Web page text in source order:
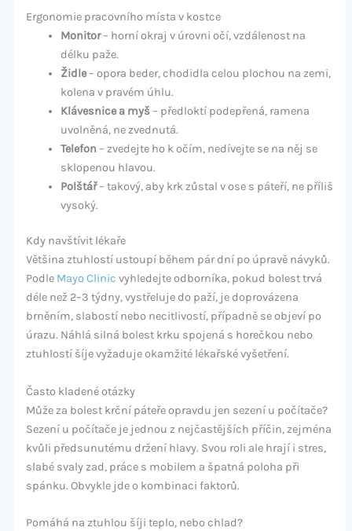
Ergonomie pracovního místa v kostce
Monitor– horní okraj v úrovni očí, vzdálenost na
délku paže.
Židle– opora beder, chodidla celou plochou na zemi,
kolena v pravém úhlu.
Klávesnice a myš– předloktí podepřená, ramena
uvolněná, ne zvednutá.
Telefon – zvedejte ho k očím, nedívejte se na něj se
sklopenou hlavou.
Polštář– takový, aby krk zůstal v ose s páteří, ne příliš
vysoký.
Kdy navštívit lékaře
Většina ztuhlostí ustoupí během pár dní po úpravě návyků.
Podle Mayo Clinic vyhledejte odborníka, pokud bolest trvá
déle než 2–3 týdny, vystřeluje do paží, je doprovázena
brněním, slabostí nebo necitlivostí, případně se objeví po
úrazu. Náhlá silná bolest krku spojená s horečkou nebo
ztuhlostí šíje vyžaduje okamžité lékařské vyšetření.
Často kladené otázky
Může za bolest krční páteře opravdu jen sezení u počítače?
Sezení u počítače je jednou z nejčastějších příčin, zejména
kvůli předsunutému držení hlavy. Svou roli ale hrají i stres,
slabé svaly zad, práce s mobilem a špatná poloha při
spánku. Obvykle jde o kombinaci faktorů.
Pomáhá na ztuhlou šíji teplo, nebo chlad?